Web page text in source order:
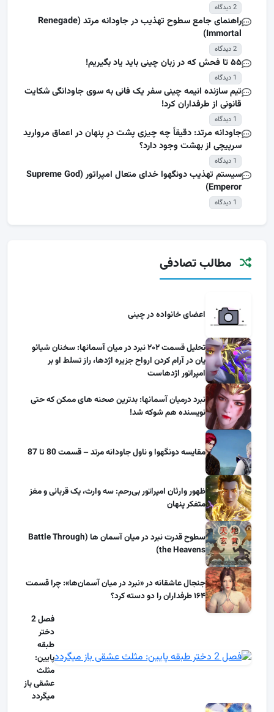
2 دیدگاه
راهنمای جامع سطوح تهذیب در جاودانه مرتد (Renegade
Immortal)
2 دیدگاه
۵۵ تا فحش که در زبان چینی باید یاد بگیریم!
1 دیدگاه
تیم سازنده انیمه چینی سفر یک فانی به سوی جاودانگی شکایت
قانونی از طرفداران کرد!
1 دیدگاه
جاودانه مرتد: دقیقاً چه چیزی پشت درِ پنهان در اعماق مروارید
سرپیچی از بهشت وجود دارد؟
1 دیدگاه
سیستم تهذیب دونگهوا خدای متعال امپراتور (Supreme God
Emperor)
1 دیدگاه
مطالب تصادفی
اعضای خانواده در چینی
تحلیل قسمت ۲۰۲ نبرد در میان آسمانها: سخنان شیائو
یان در آرام کردن ارواح جزیره اژدها، راز تسلط او بر
امپراتور اژدهاست
نبرد درمیان آسمانها: بدترین صحنه های ممکن که حتی
نویسنده هم شوکه شد!
مقایسه دونگهوا و ناول جاودانه مرتد – قسمت 80 تا 87
ظهور وارثان امپراتور بی‌رحم: سه وارث، یک قربانی و مغز
متفکر پنهان
سطوح قدرت نبرد در میان آسمان ها (Battle Through
the Heavens)
جنجال عاشقانه در «نبرد در میان آسمان‌ها»: چرا قسمت
۱۶۴ طرفداران را دو دسته کرد؟
فصل 2
دختر
طبقه
پایین:
مثلث
عشقی باز
میگردد